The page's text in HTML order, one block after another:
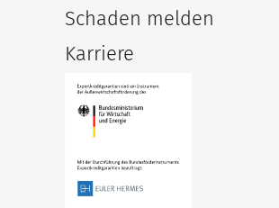
Schaden melden
Karriere